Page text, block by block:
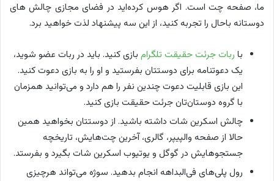
ما، صفحه چت است. اگر هوس کرده‌اید در فضای مجازی چالش های
دوستانه باحال را تجربه کنید، از این سه پیشنهاد لذت خواهید برد.
با ربات جرئت حقیقت تلگرام بازی کنید. باید در ربات عضو شوید،
یک دعوتنامه برای دوستتان بفرستید و او را به بازی دعوت کنید.
این بازی قابلیت دعوت چندین نفر را هم دارد و می‌توانید همزمان
با گروه دوستان‌تان جرئت حقیقت بازی کنید.
چالش اسکرین شات داشته باشید. از دوستتان بخواهید همین
حالا از صفحه والپیپر، گالری، آخرین چت‌هایش، تاریخچه
جستجوهایش در گوگل و یوتیوب اسکرین شات بگیرد و بفرستد.
رول پلی‌های فی‌البداهه انجام بدهید. سوژه می‌تواند هرچیزی